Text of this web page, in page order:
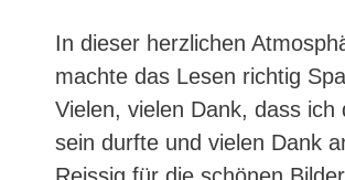
In dieser herzlichen
machte das Lesen richtig
Vielen, vielen Dank, dass ich
sein durfte und vielen Dank